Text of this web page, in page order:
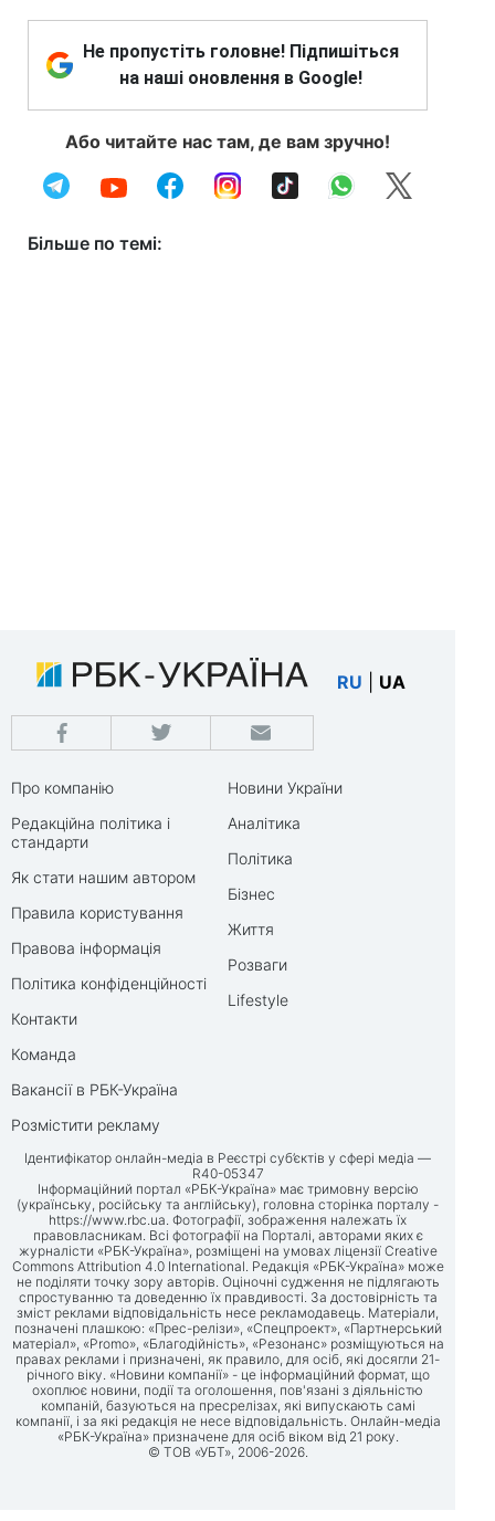
Не пропустіть головне! Підпишіться
на наші оновлення в Google!
Або читайте нас там, де вам зручно!
Більше по темі:
RU UA
Про компанію
Редакційна політика і
стандарти
Як стати нашим автором
Правила користування
Правова інформація
Політика конфіденційності
Контакти
Команда
Вакансії в РБК-Україна
Розмістити рекламу
Новини України
Аналітика
Політика
Бізнес
Життя
Розваги
Lifestyle
Ідентифікатор онлайн-медіа в Реєстрі суб’єктів у сфері медіа —
R40-05347
Інформаційний портал «РБК-Україна» має тримовну версію
(українську, російську та англійську), головна сторінка порталу -
https://www.rbc.ua. Фотографії, зображення належать їх
правовласникам. Всі фотографії на Порталі, авторами яких є
журналісти «РБК-Україна», розміщені на умовах ліцензії Creative
Commons Attribution 4.0 International. Редакція «РБК-Україна» може
не поділяти точку зору авторів. Оціночні судження не підлягають
спростуванню та доведенню їх правдивості. За достовірність та
зміст реклами відповідальність несе рекламодавець. Матеріали,
позначені плашкою: «Прес-релізи», «Спецпроект», «Партнерський
матеріал», «Promo», «Благодійність», «Резонанс» розміщуються на
правах реклами і призначені, як правило, для осіб, які досягли 21-
річного віку. «Новини компанії» - це інформаційний формат, що
охоплює новини, події та оголошення, пов'язані з діяльністю
компаній, базуються на пресрелізах, які випускають самі
компанії, і за які редакція не несе відповідальність. Онлайн-медіа
«РБК-Україна» призначене для осіб віком від 21 року.
© ТОВ «УБТ», 2006-2026.